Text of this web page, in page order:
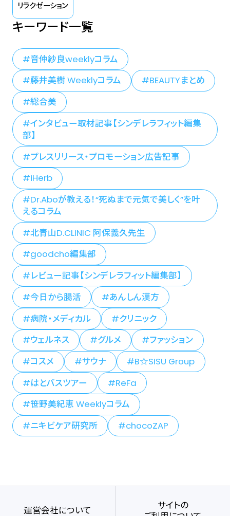
リラクゼーション
キーワード一覧
音仲紗良weeklyコラム
藤井美樹 Weeklyコラム
BEAUTYまとめ
総合美
インタビュー取材記事【シンデレラフィット編集
部】
プレスリリース・プロモーション広告記事
iHerb
Dr.Aboが教える！“死ぬまで元気で美しく”を叶
えるコラム
北青山D.CLINIC 阿保義久先生
goodcho編集部
レビュー記事【シンデレラフィット編集部】
今日から腸活
あんしん漢方
病院・メディカル
クリニック
ウェルネス
グルメ
ファッション
コスメ
サウナ
B☆SISU Group
はとバスツアー
ReFa
笹野美紀恵 Weeklyコラム
ニキビケア研究所
chocoZAP
運営会社について
サイトの